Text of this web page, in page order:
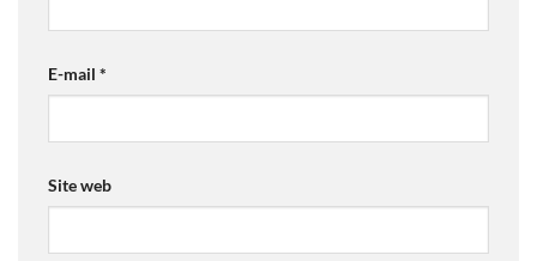
E-mail *
Site web